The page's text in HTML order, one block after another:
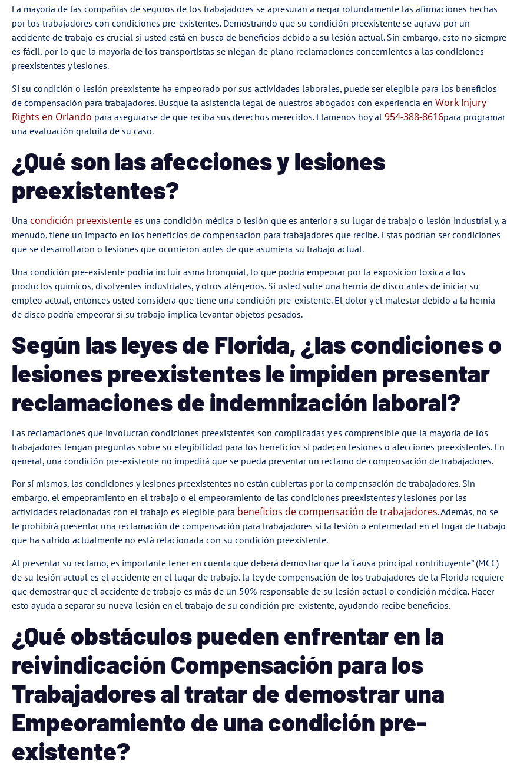
La mayoría de las compañías de seguros de los trabajadores se apresuran a negar rotundamente las afirmaciones hechas
por los trabajadores con condiciones pre-existentes. Demostrando que su condición preexistente se agrava por un
accidente de trabajo es crucial si usted está en busca de beneficios debido a su lesión actual. Sin embargo, esto no siempre
es fácil, por lo que la mayoría de los transportistas se niegan de plano reclamaciones concernientes a las condiciones
preexistentes y lesiones.
Si su condición o lesión preexistente ha empeorado por sus actividades laborales, puede ser elegible para los beneficios
de compensación para trabajadores. Busque la asistencia legal de nuestros abogados con experiencia en Work Injury
Rights en Orlando para asegurarse de que reciba sus derechos merecidos. Llámenos hoy al 954-388-8616para programar
una evaluación gratuita de su caso.
¿Qué son las afecciones y lesiones
preexistentes?
Una condición preexistente es una condición médica o lesión que es anterior a su lugar de trabajo o lesión industrial y, a
menudo, tiene un impacto en los beneficios de compensación para trabajadores que recibe. Estas podrían ser condiciones
que se desarrollaron o lesiones que ocurrieron antes de que asumiera su trabajo actual.
Una condición pre-existente podría incluir asma bronquial, lo que podría empeorar por la exposición tóxica a los
productos químicos, disolventes industriales, y otros alérgenos. Si usted sufre una hernia de disco antes de iniciar su
empleo actual, entonces usted considera que tiene una condición pre-existente. El dolor y el malestar debido a la hernia
de disco podría empeorar si su trabajo implica levantar objetos pesados.
Según las leyes de Florida, ¿las condiciones o
lesiones preexistentes le impiden presentar
reclamaciones de indemnización laboral?
Las reclamaciones que involucran condiciones preexistentes son complicadas y es comprensible que la mayoría de los
trabajadores tengan preguntas sobre su elegibilidad para los beneficios si padecen lesiones o afecciones preexistentes. En
general, una condición pre-existente no impedirá que se pueda presentar un reclamo de compensación de trabajadores.
Por sí mismos, las condiciones y lesiones preexistentes no están cubiertas por la compensación de trabajadores. Sin
embargo, el empeoramiento en el trabajo o el empeoramiento de las condiciones preexistentes y lesiones por las
actividades relacionadas con el trabajo es elegible para beneficios de compensación de trabajadores. Además, no se
le prohibirá presentar una reclamación de compensación para trabajadores si la lesión o enfermedad en el lugar de trabajo
que ha sufrido actualmente no está relacionada con su condición preexistente.
Al presentar su reclamo, es importante tener en cuenta que deberá demostrar que la “causa principal contribuyente” (MCC)
de su lesión actual es el accidente en el lugar de trabajo. la ley de compensación de los trabajadores de la Florida requiere
que demostrar que el accidente de trabajo es más de un 50% responsable de su lesión actual o condición médica. Hacer
esto ayuda a separar su nueva lesión en el trabajo de su condición pre-existente, ayudando recibe beneficios.
¿Qué obstáculos pueden enfrentar en la
reivindicación Compensación para los
Trabajadores al tratar de demostrar una
Empeoramiento de una condición pre-
existente?
Tuve una gran experiencia y conexión personal, son un
Lil Mama